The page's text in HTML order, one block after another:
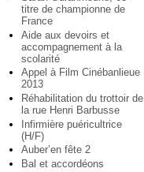
titre de championne de
France
Aide aux devoirs et
accompagnement à la
scolarité
Appel à Film Cinébanlieue
2013
Réhabilitation du trottoir de
la rue Henri Barbusse
Infirmière puéricultrice
(H/F)
Auber’en fête 2
Bal et accordéons